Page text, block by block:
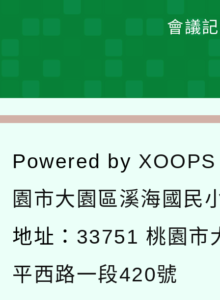
會議
Powered by XOOPS
園市大園區溪海國民
地址： 33751 桃園市
平西路一段420號